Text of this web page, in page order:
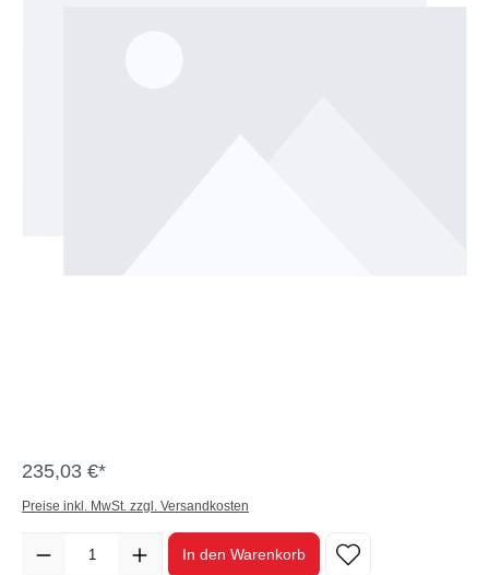
235,03 €*
Preise inkl. MwSt. zzgl. Versandkosten
In den Warenkorb